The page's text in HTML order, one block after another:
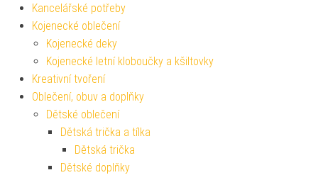
Kancelářské potřeby
Kojenecké oblečení
Kojenecké deky
Kojenecké letní kloboučky a kšiltovky
Kreativní tvoření
Oblečení, obuv a doplňky
Dětské oblečení
Dětská trička a tílka
Dětská trička
Dětské doplňky